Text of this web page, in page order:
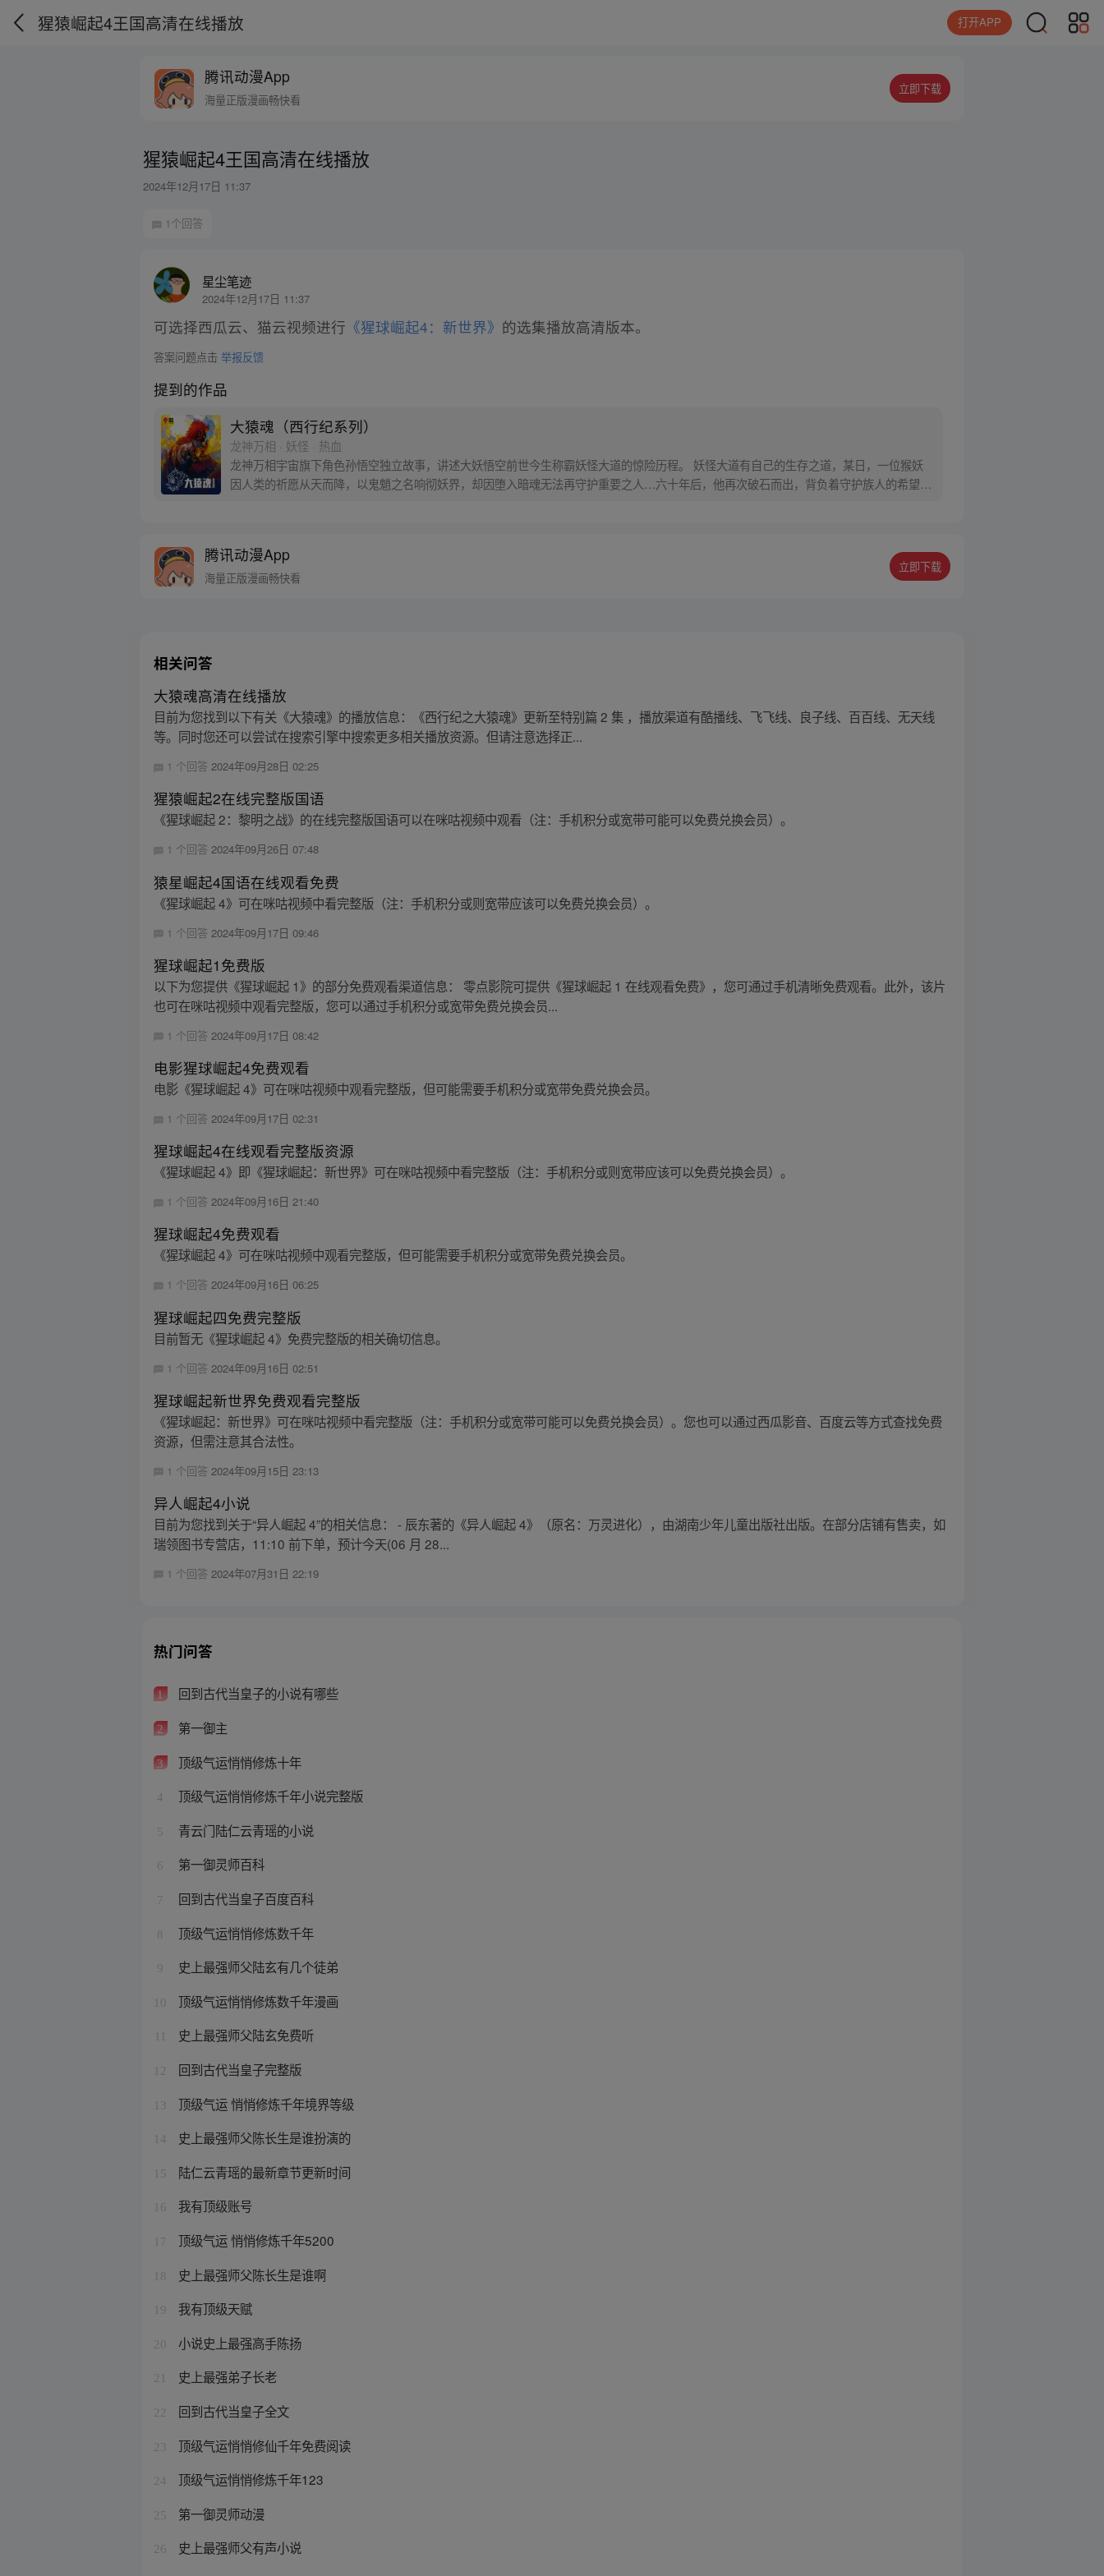
猩猿崛起4王国高清在线播放 打开APP
腾讯动漫App
海量正版漫画畅快看
立即下载
猩猿崛起4王国高清在线播放
2024年12月17日 11:37
1个回答
星尘笔迹
2024年12月17日 11:37
可选择西瓜云、猫云视频进行 《猩球崛起4：新世界》 的选集播放高清版本。
答案问题点击举报反馈
提到的作品
大猿魂（西行纪系列）
龙神万相 · 妖怪 · 热血
龙神万相宇宙旗下角色孙悟空独立故事，讲述大妖悟空前世今生称霸妖怪大道的惊险历程。 妖怪大道有自己的生存之道，某日，一位猴妖
因人类的祈愿从天而降，以鬼魈之名响彻妖界，却因堕入暗魂无法再守护重要之人…六十年后，他再次破石而出，背负着守护族人的希望和
腾讯动漫App
海量正版漫画畅快看
立即下载
相关问答
大猿魂高清在线播放
目前为您找到以下有关《大猿魂》的播放信息：《西行纪之大猿魂》更新至特别篇 2 集 ，播放渠道有酷播线、飞飞线、良子线、百百线、无天线
等。同时您还可以尝试在搜索引擎中搜索更多相关播放资源。但请注意选择正...
1 个回答2024年09月28日 02:25
猩猿崛起2在线完整版国语
《猩球崛起 2：黎明之战》的在线完整版国语可以在咪咕视频中观看（注：手机积分或宽带可能可以免费兑换会员）。
1 个回答2024年09月26日 07:48
猿星崛起4国语在线观看免费
《猩球崛起 4》可在咪咕视频中看完整版（注：手机积分或则宽带应该可以免费兑换会员）。
1 个回答 2024年09月17日 09:46
猩球崛起1免费版
以下为您提供《猩球崛起 1》的部分免费观看渠道信息： 零点影院可提供《猩球崛起 1 在线观看免费》，您可通过手机清晰免费观看。此外，该片
也可在咪咕视频中观看完整版，您可以通过手机积分或宽带免费兑换会员...
1 个回答 2024年09月17日 08:42
电影猩球崛起4免费观看
电影《猩球崛起 4》可在咪咕视频中观看完整版，但可能需要手机积分或宽带免费兑换会员。
1 个回答2024年09月17日 02:31
猩球崛起4在线观看完整版资源
《猩球崛起 4》即《猩球崛起：新世界》可在咪咕视频中看完整版（注：手机积分或则宽带应该可以免费兑换会员）。
1 个回答2024年09月16日 21:40
猩球崛起4免费观看
《猩球崛起 4》可在咪咕视频中观看完整版，但可能需要手机积分或宽带免费兑换会员。
1 个回答2024年09月16日 06:25
猩球崛起四免费完整版
目前暂无《猩球崛起 4》免费完整版的相关确切信息。
1 个回答 2024年09月16日 02:51
猩球崛起新世界免费观看完整版
《猩球崛起：新世界》可在咪咕视频中看完整版（注：手机积分或宽带可能可以免费兑换会员）。您也可以通过西瓜影音、百度云等方式查找免费
资源，但需注意其合法性。
1 个回答 2024年09月15日 23:13
异人崛起4小说
目前为您找到关于“异人崛起 4”的相关信息： - 辰东著的《异人崛起 4》（原名：万灵进化），由湖南少年儿童出版社出版。在部分店铺有售卖，如
瑞领图书专营店，11:10 前下单，预计今天(06 月 28...
1 个回答2024年07月31日 22:19
热门问答
1 回到古代当皇子的小说有哪些
2 第一御主
3 顶级气运悄悄修炼十年
4 顶级气运悄悄修炼千年小说完整版
5 青云门陆仁云青瑶的小说
6 第一御灵师百科
7 回到古代当皇子百度百科
8 顶级气运悄悄修炼数千年
9 史上最强师父陆玄有几个徒弟
10 顶级气运悄悄修炼数千年漫画
史上最强师父陆玄免费听
12 回到古代当皇子完整版
13 顶级气运 悄悄修炼千年境界等级
14 史上最强师父陈长生是谁扮演的
15 陆仁云青瑶的最新章节更新时间
16 我有顶级账号
17 顶级气运 悄悄修炼千年5200
18 史上最强师父陈长生是谁啊
19 我有顶级天赋
20 小说史上最强高手陈扬
21 史上最强弟子长老
22 回到古代当皇子全文
23 顶级气运悄悄修仙千年免费阅读
24 顶级气运悄悄修炼千年123
25 第一御灵师动漫
26 史上最强师父有声小说